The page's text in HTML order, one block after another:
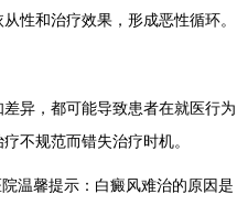
性和治疗效果，形成恶性循环。
异，都可能导致患者在就医行为
不规范而错失治疗时机。
温馨提示：白癜风难治的原因是